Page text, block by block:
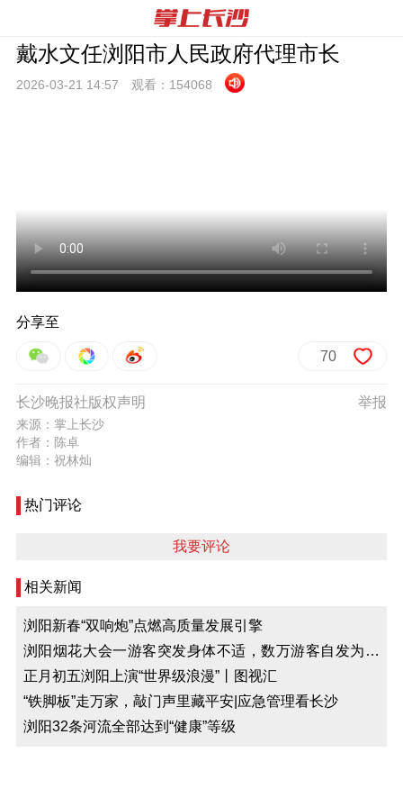
戴水文任浏阳市人民政府代理市长
2026-03-21 14:57 观看： 154068
分享至
70
举报
长沙晚报社版权声明
来源：掌上长沙
作者：陈卓
编辑：祝林灿
热门评论
我要评论
相关新闻
浏阳新春“双响炮”点燃高质量发展引擎
浏阳烟花大会一游客突发身体不适，数万游客自发为救
护车让出生命通道！
正月初五浏阳上演“世界级浪漫”丨图视汇
“铁脚板”走万家，敲门声里藏平安|应急管理看长沙
浏阳32条河流全部达到“健康”等级